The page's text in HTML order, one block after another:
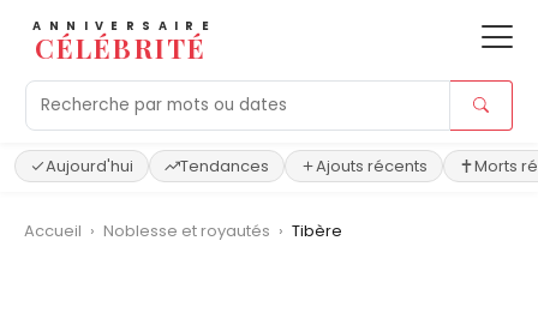
ANNIVERSAIRE
CÉLÉBRITÉ
Aujourd'hui Tendances Ajouts récents Morts
Accueil › Noblesse et royautés › Tibère